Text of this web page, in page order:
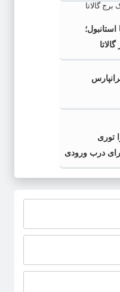
توری
برای درب ورودی